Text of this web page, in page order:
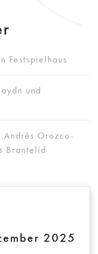
Festspielhaus
und
Andrés Orozco-
Brantelid
2025